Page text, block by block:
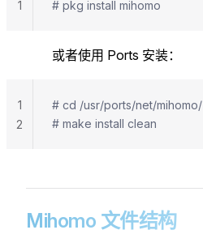
# pkg install mihomo
1
或者使用 Ports 安装：
# cd /usr/ports/net/mihomo/
# make install clean
1
2
Mihomo 文件结构